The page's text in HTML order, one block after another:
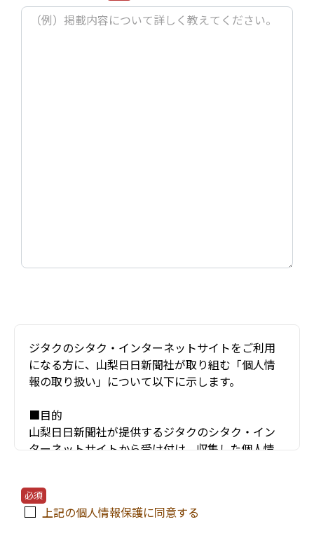
ジタクのシタク・インターネットサイトをご利用
になる方に、山梨日日新聞社が取り組む「個人情
報の取り扱い」について以下に示します。
■目的
山梨日日新聞社が提供するジタクのシタク・イン
ターネットサイトから受け付け、収集した個人情
し、他の目的には使用しません。
必須
上記の個人情報保護に同意する